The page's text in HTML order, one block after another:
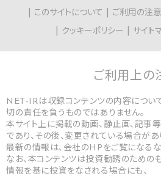
このサイトについて
ご利用の注意
クッキーポリシー
サイト
ご利用上の
NET-IRは収録コンテンツの内容につい
切の責任を負うものではありません。
本サイト上に掲載の動画、静止画、記事
であり、その後、変更されている場合があ
最新の情報は、会社のHPをご覧になるな
なお、本コンテンツは投資勧誘のための
情報を基に投資をなされる場合にも、